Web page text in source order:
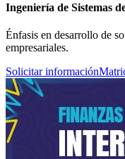
Ingeniería de Sistemas
Énfasis en desarrollo de
empresariales.
Solicitar información